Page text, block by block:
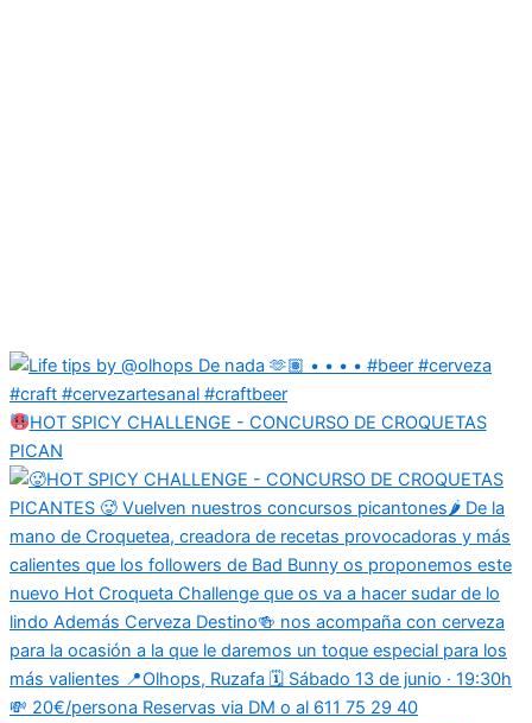
HOT SPICY CHALLENGE - CONCURSO DE CROQUETAS
PICAN